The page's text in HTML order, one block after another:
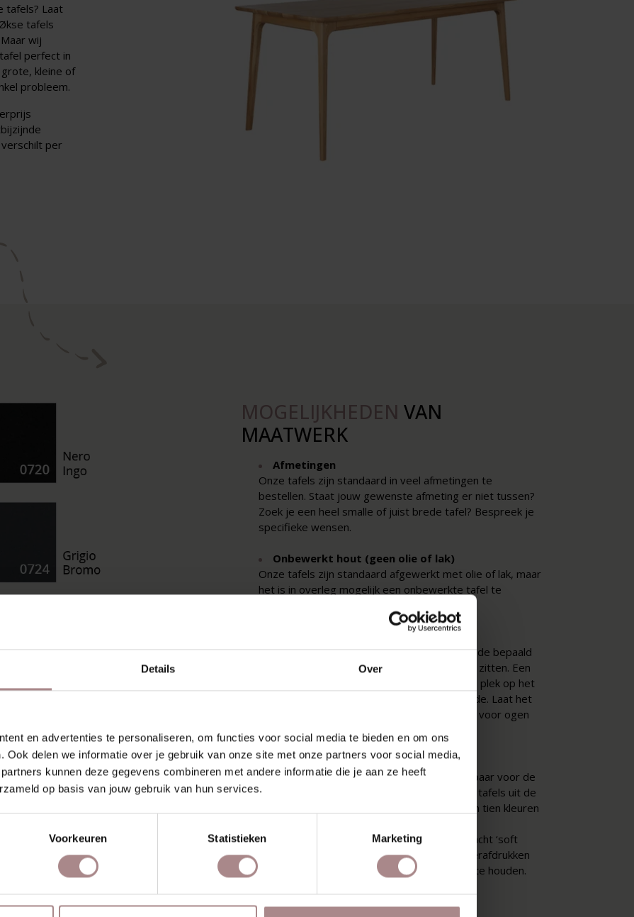
Details Over
en advertenties te personaliseren, om functies voor social media te bieden en om ons
Ook delen we informatie over je gebruik van onze site met onze partners voor social media,
kunnen deze gegevens combineren met andere informatie die je aan ze heeft
op basis van jouw gebruik van hun services.
Voorkeuren Statistieken Marketing
tafels? Laat
tafels
wij
perfect in
kleine of
probleem.
per
MOGELIJKHEDEN VAN
MAATWERK
Afmetingen
Onze tafels zijn standaard in veel afmetingen te
bestellen. Staat jouw gewenste afmeting er niet tussen?
Zoek je een heel smalle of juist brede tafel? Bespreek je
specifieke wensen.
Onbewerkt hout (geen olie of lak)
Onze tafels zijn standaard afgewerkt met olie of lak, maar
het is in overleg mogelijk een onbewerkte tafel te
Hoeveelheid kwasten of (k)noesten
De uitstraling van een houten tafel wordt mede bepaald
door de hoeveelheid kwasten die in het hout zitten. Een
kwast, ook wel knoest of noest, is een ronde plek op het
hout waar ooit een zijtak van de boom groeide. Laat het
ons weten als je veel of juist weinig kwasten voor ogen
Fenix toplaag tafelblad
Een Fenix tafelblad is alleen standaard leverbaar voor de
Rikke, Tomrer en Fjerre tafels. Bij de andere tafels uit de
collectie is dit een maatwerkoptie. Wij kunnen tien kleuren
Fenix is sterk en krasbestendig, heeft een zacht ‘soft
touch’ oppervlak, een matte uitstraling, vingerafdrukken
zijn niet zichtbaar en het is makkelijk schoon te houden.